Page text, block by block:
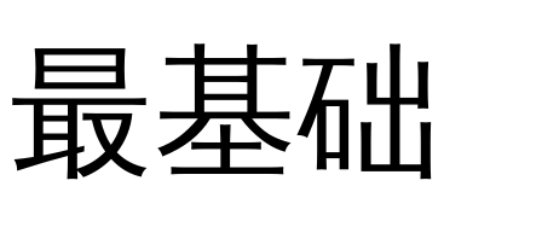
最基础